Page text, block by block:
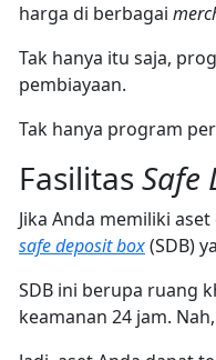
harga di berbagai
Tak hanya itu saja,
pembiayaan.
Tak hanya program
FasilitasSafe
Jika Anda memiliki
safe deposit box(SDB)
SDB ini berupa ruang
keamanan 24 jam.